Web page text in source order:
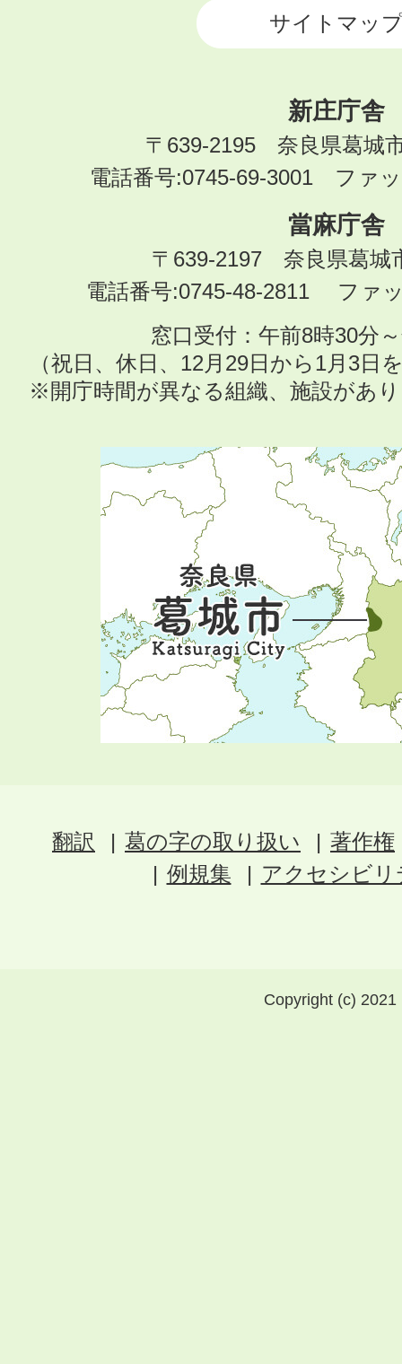
サイトマッ
新庄庁舎
〒639-2195 奈良県葛城
電話番号:0745-69-3001 ファ
當麻庁舎
〒639-2197 奈良県葛城
電話番号:0745-48-2811 ファ
窓口受付：午前8時30分
（祝日、休日、12月29日から1月3日
※開庁時間が異なる組織、施設があ
翻訳 葛の字の取り扱い
著作権
例規集
アクセシビ
Copyright (c)